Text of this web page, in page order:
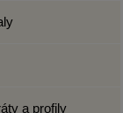
a profily